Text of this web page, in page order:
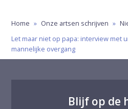
Home » Onze artsen schrijven »
Let maar niet op papa: interview met
mannelijke overgang
Blijf op de